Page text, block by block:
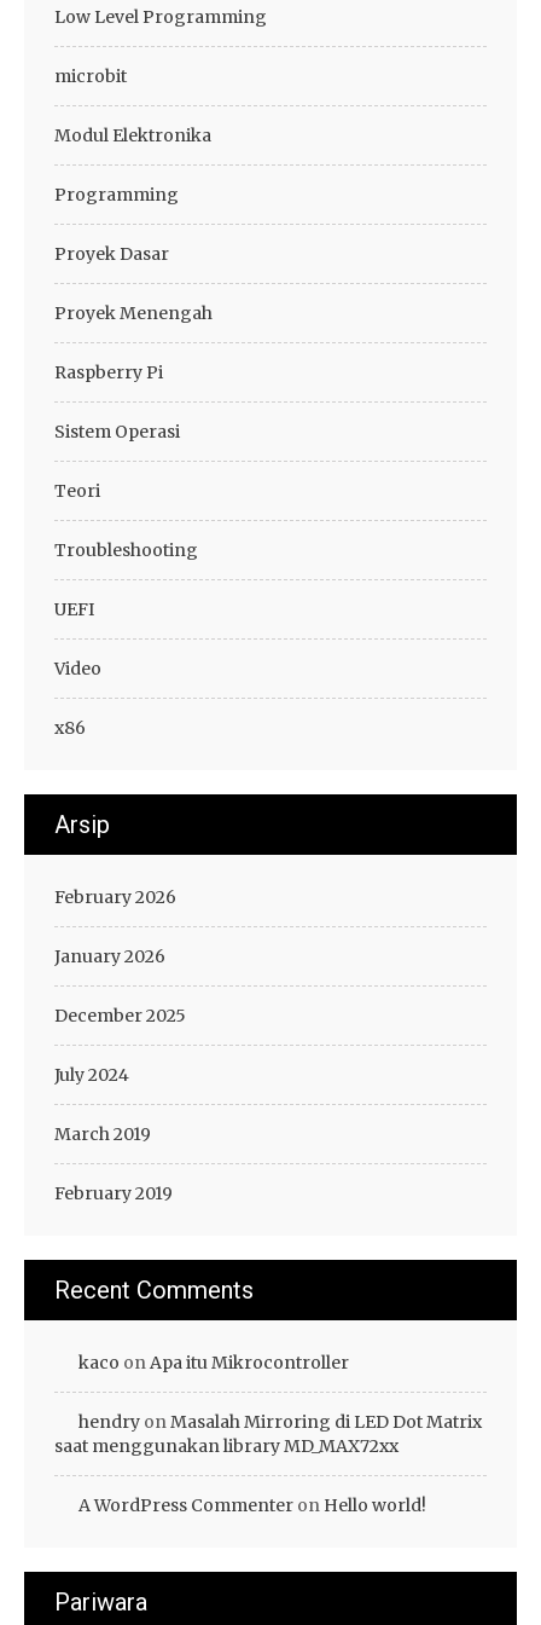
Low Level Programming
microbit
Modul Elektronika
Programming
Proyek Dasar
Proyek Menengah
Raspberry Pi
Sistem Operasi
Teori
Troubleshooting
UEFI
Video
x86
Arsip
February 2026
January 2026
December 2025
July 2024
March 2019
February 2019
Recent Comments
kaco onApa itu Mikrocontroller
hendry onMasalah Mirroring di LED Dot Matrix
saat menggunakan library MD_MAX72xx
A WordPress Commenter on Hello world!
Pariwara